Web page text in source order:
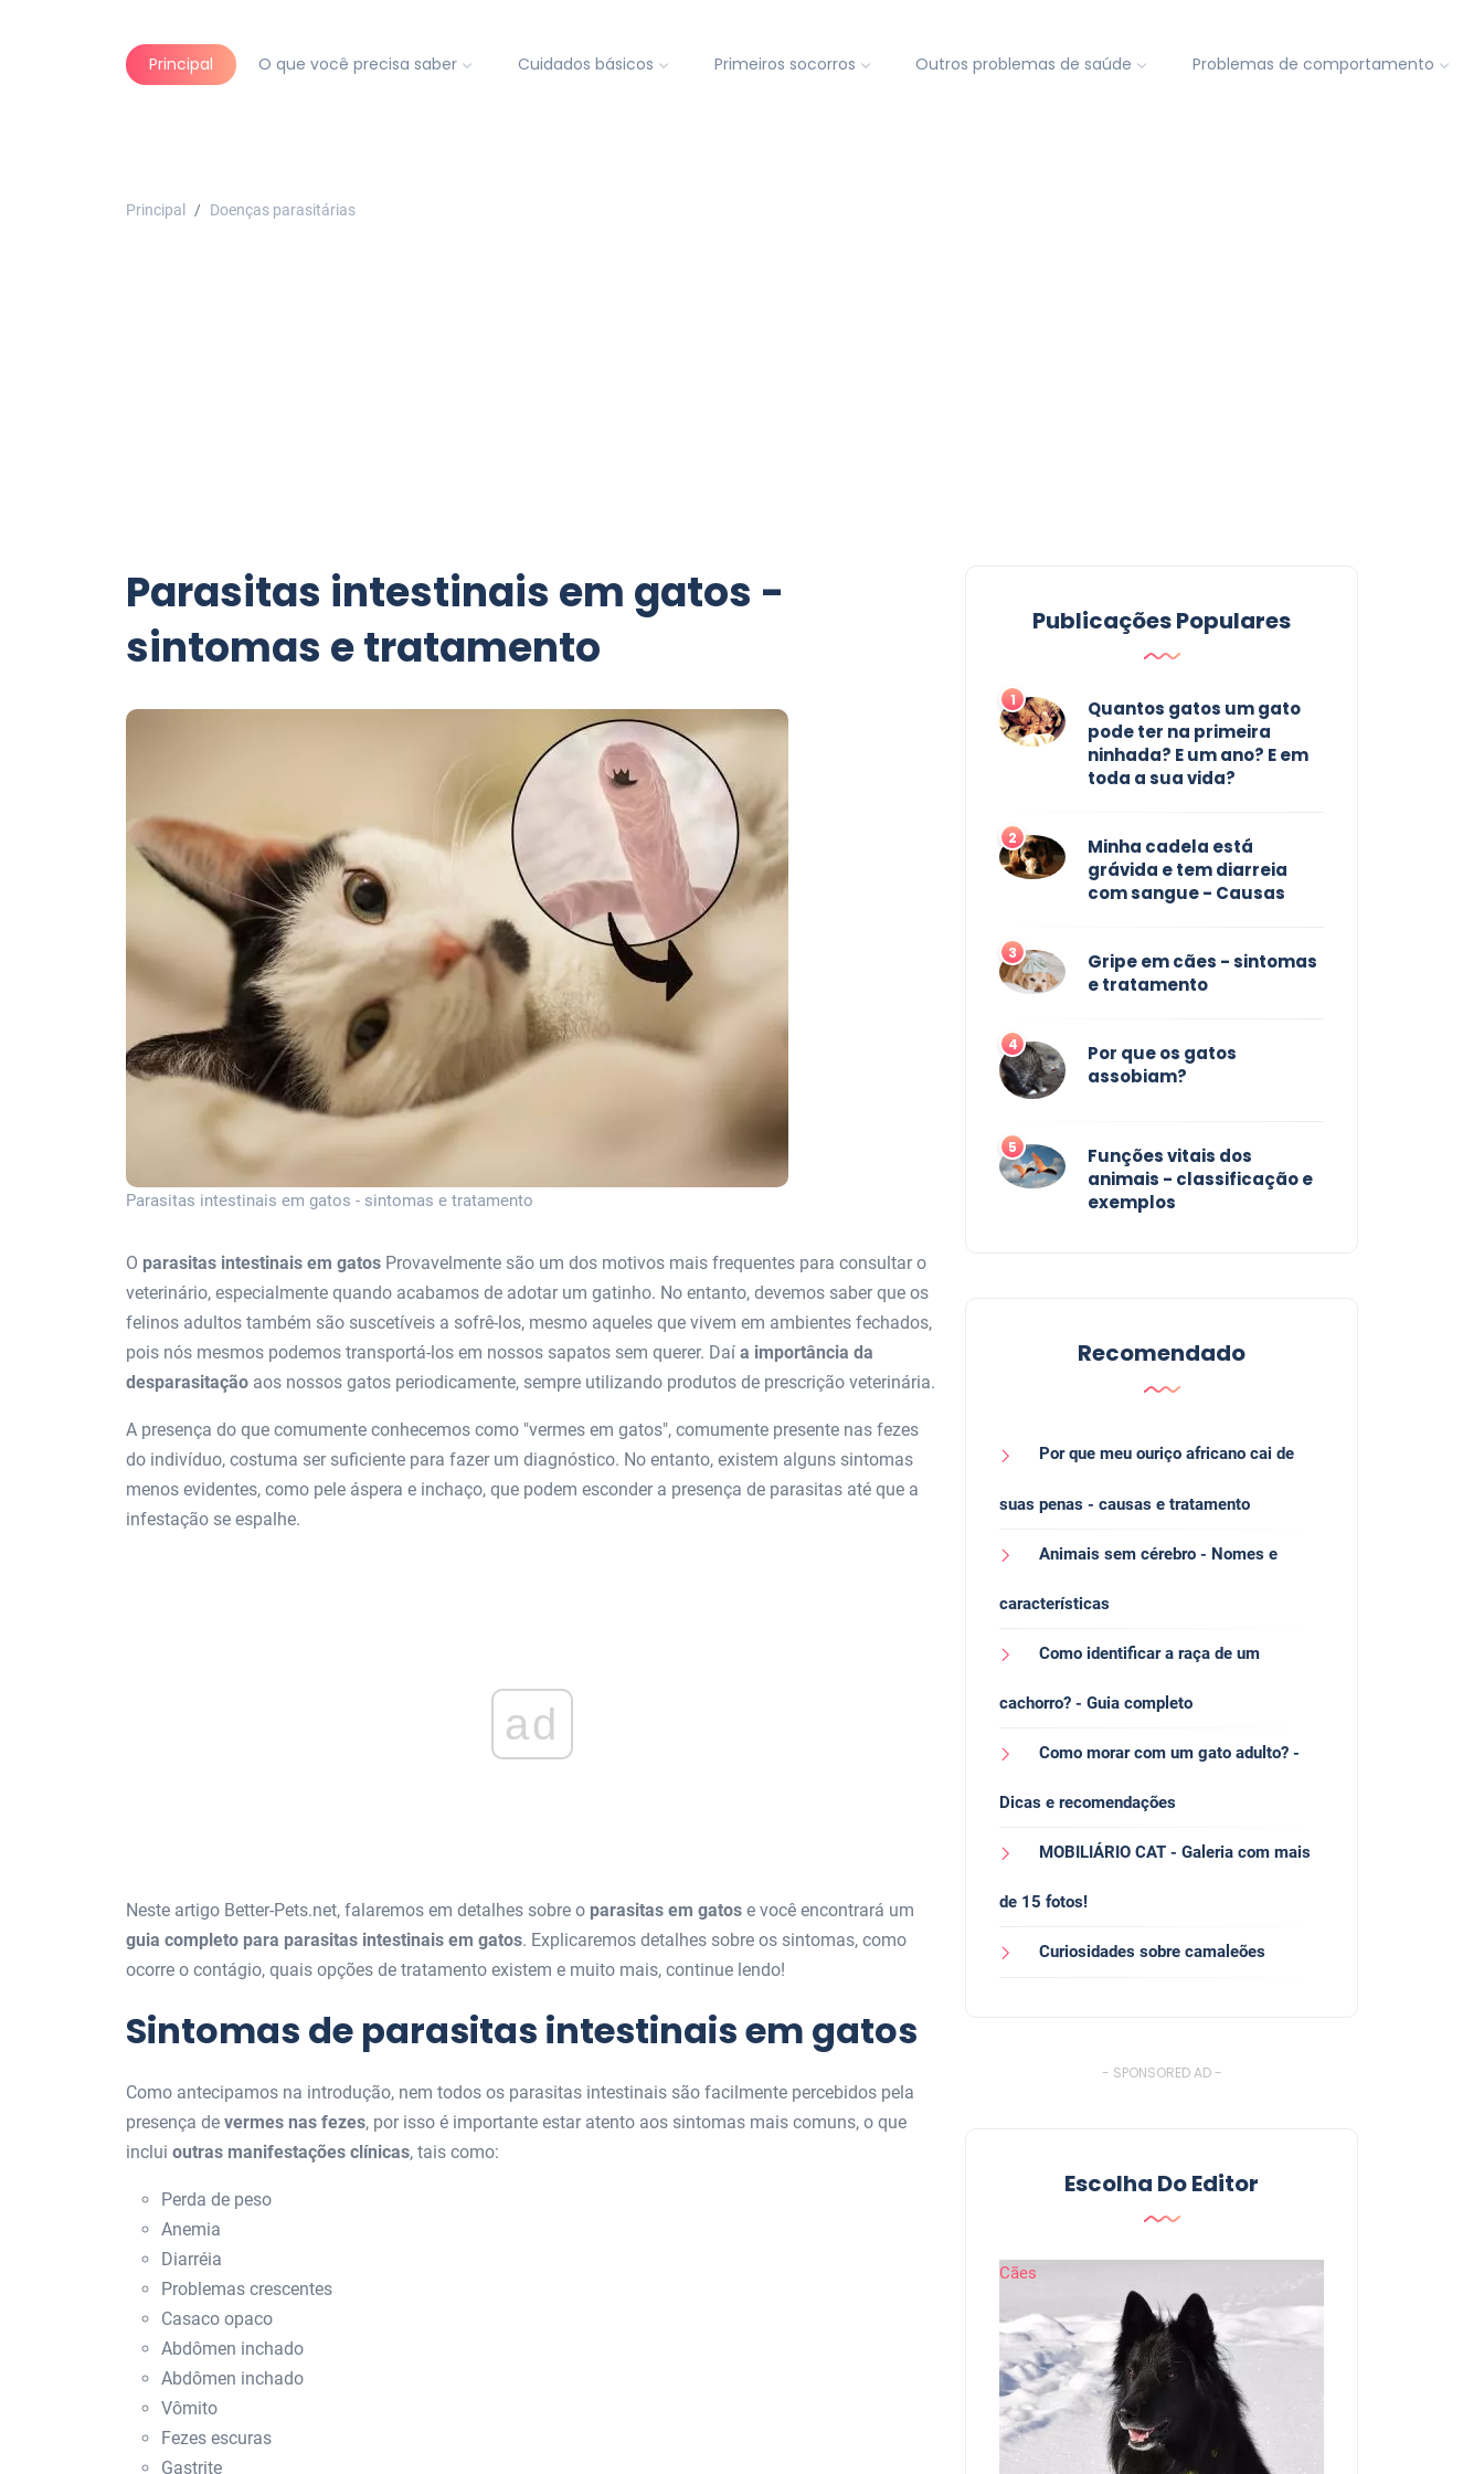
Principal O que você precisa saber Cuidados básicos Primeiros socorros Outros problemas de saúde Problemas de comportamento
Principal Doenças parasitárias
Parasitas intestinais em gatos -
sintomas e tratamento
Parasitas intestinais em gatos - sintomas e tratamento
O parasitas intestinais em gatos Provavelmente são um dos motivos mais frequentes para consultar o
veterinário, especialmente quando acabamos de adotar um gatinho. No entanto, devemos saber que os
felinos adultos também são suscetíveis a sofrê-los, mesmo aqueles que vivem em ambientes fechados,
pois nós mesmos podemos transportá-los em nossos sapatos sem querer. Daí a importância da
desparasitação aos nossos gatos periodicamente, sempre utilizando produtos de prescrição veterinária.
A presença do que comumente conhecemos como "vermes em gatos", comumente presente nas fezes
do indivíduo, costuma ser suficiente para fazer um diagnóstico. No entanto, existem alguns sintomas
menos evidentes, como pele áspera e inchaço, que podem esconder a presença de parasitas até que a
infestação se espalhe.
ad
Neste artigo Better-Pets.net, falaremos em detalhes sobre o parasitas em gatos e você encontrará um
guia completo para parasitas intestinais em gatos. Explicaremos detalhes sobre os sintomas, como
ocorre o contágio, quais opções de tratamento existem e muito mais, continue lendo!
Sintomas de parasitas intestinais em gatos
Como antecipamos na introdução, nem todos os parasitas intestinais são facilmente percebidos pela
presença de vermes nas fezes, por isso é importante estar atento aos sintomas mais comuns, o que
inclui outras manifestações clínicas, tais como:
Perda de peso
Anemia
Diarréia
Problemas crescentes
Casaco opaco
Abdômen inchado
Abdômen inchado
Vômito
Fezes escuras
Gastrite
Publicações Populares
1
Quantos gatos um gato
pode ter na primeira
ninhada? E um ano? E em
toda a sua vida?
2
Minha cadela está
grávida e tem diarreia
com sangue - Causas
3
Gripe em cães - sintomas
e tratamento
4
Por que os gatos
assobiam?
5
Funções vitais dos
animais - classificação e
exemplos
Recomendado
Por que meu ouriço africano cai de
suas penas - causas e tratamento
Animais sem cérebro - Nomes e
características
Como identificar a raça de um
cachorro? - Guia completo
Como morar com um gato adulto? -
Dicas e recomendações
MOBILIÁRIO CAT - Galeria com mais
de 15 fotos!
Curiosidades sobre camaleões
- SPONSORED AD -
Escolha Do Editor
Cães